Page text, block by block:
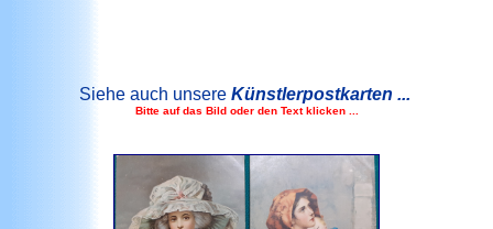
Siehe auch unsere Künstlerpostkarten ...
Bitte auf das Bild oder den Text klicken ...